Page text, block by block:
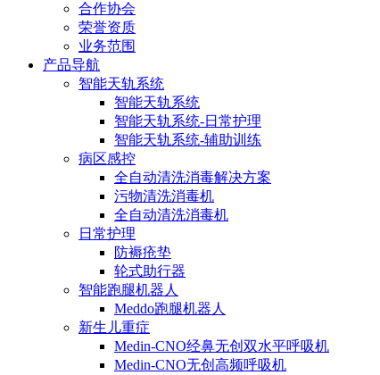
合作协会
荣誉资质
业务范围
产品导航
智能天轨系统
智能天轨系统
智能天轨系统-日常护理
智能天轨系统-辅助训练
病区感控
全自动清洗消毒解决方案
污物清洗消毒机
全自动清洗消毒机
日常护理
防褥疮垫
轮式助行器
智能跑腿机器人
Meddo跑腿机器人
新生儿重症
Medin-CNO经鼻无创双水平呼吸机
Medin-CNO无创高频呼吸机